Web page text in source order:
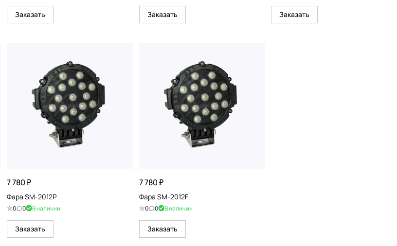
Заказать Заказать Заказать
7 780 ₽
Фара SM-2012P
0 0 В наличии
Заказать
7 780 ₽
Фара SM-2012F
0 0 В наличии
Заказать